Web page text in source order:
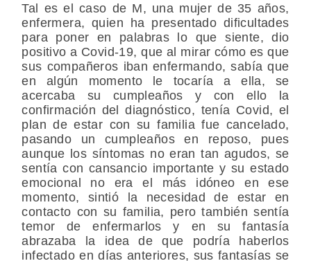
Tal es el caso de M, una mujer de 35 años,
enfermera, quien ha presentado dificultades
para poner en palabras lo que siente, dio
positivo a Covid-19, que al mirar cómo es que
sus compañeros iban enfermando, sabía que
en algún momento le tocaría a ella, se
acercaba su cumpleaños y con ello la
confirmación del diagnóstico, tenía Covid, el
plan de estar con su familia fue cancelado,
pasando un cumpleaños en reposo, pues
aunque los síntomas no eran tan agudos, se
sentía con cansancio importante y su estado
emocional no era el más idóneo en ese
momento, sintió la necesidad de estar en
contacto con su familia, pero también sentía
temor de enfermarlos y en su fantasía
abrazaba la idea de que podría haberlos
infectado en días anteriores, sus fantasías se